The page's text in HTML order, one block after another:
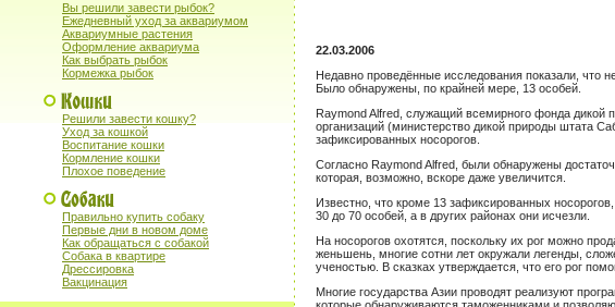
Вы решили завести рыбок?
Ежедневный уход за аквариумом
Аквариумные растения
Оформление аквариума
Как выбрать рыбок
Кормежка рыбок
Решили завести кошку?
Уход за кошкой
Воспитание кошки
Кормление кошки
Плохое поведение
Правильно купить собаку
Первые дни в новом доме
Как обращаться с собакой
Собака в квартире
Дрессировка
Вакцинация
22.03.2006
Недавно проведённые исследования показали, что
Было обнаружены, по крайней мере, 13 особей.
Raymond Alfred, служащий всемирного фонда дикой
организаций (министерство дикой природы штата
зафиксированных носорогов.
Согласно Raymond Alfred, были обнаружены
которая, возможно, вскоре даже увеличится.
Известно, что кроме 13 зафиксированных
30 до 70 особей, а в других районах они исчезли.
На носорогов охотятся, поскольку их рог можно
женьшень, многие сотни лет окружали легенды,
ученостью. В сказках утверждается, что его рог
Многие государства Азии проводят реализуют